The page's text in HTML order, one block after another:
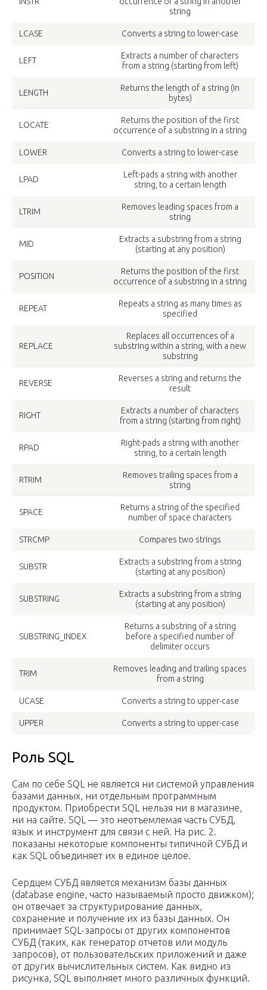
string
LCASE Converts a string to lower-case
LEFT
Extracts a number of characters
from a string (starting from left)
LENGTH
Returns the length of a string (in
bytes)
LOCATE
Returns the position of the first
occurrence of a substring in a string
LOWER Converts a string to lower-case
LPAD
Left-pads a string with another
string, to a certain length
LTRIM
Removes leading spaces from a
string
MID
Extracts a substring from a string
(starting at any position)
POSITION
Returns the position of the first
occurrence of a substring in a string
REPEAT
Repeats a string as many times as
specified
REPLACE
Replaces all occurrences of a
substring within a string, with a new
substring
REVERSE
Reverses a string and returns the
result
RIGHT
Extracts a number of characters
from a string (starting from right)
RPAD
Right-pads a string with another
string, to a certain length
RTRIM
Removes trailing spaces from a
string
SPACE
Returns a string of the specified
number of space characters
STRCMP Compares two strings
SUBSTR
Extracts a substring from a string
(starting at any position)
SUBSTRING
Extracts a substring from a string
(starting at any position)
SUBSTRING_INDEX
Returns a substring of a string
before a specified number of
delimiter occurs
TRIM
Removes leading and trailing spaces
from a string
UCASE Converts a string to upper-case
UPPER Converts a string to upper-case
Роль SQL
Сам по себе SQL не является ни системой управления
базами данных, ни отдельным программным
продуктом. Приобрести SQL нельзя ни в магазине,
ни на сайте. SQL — это неотъемлемая часть СУБД,
язык и инструмент для связи с ней. На рис. 2.
показаны некоторые компоненты типичной СУБД и
как SQL объединяет их в единое целое.
Сердцем СУБД является механизм базы данных
(database engine, часто называемый просто движком);
он отвечает за структурирование данных,
сохранение и получение их из базы данных. Он
принимает SQL-запросы от других компонентов
СУБД (таких, как генератор отчетов или модуль
запросов), от пользовательских приложений и даже
от других вычислительных систем. Как видно из
рисунка, SQL выполняет много различных функций.